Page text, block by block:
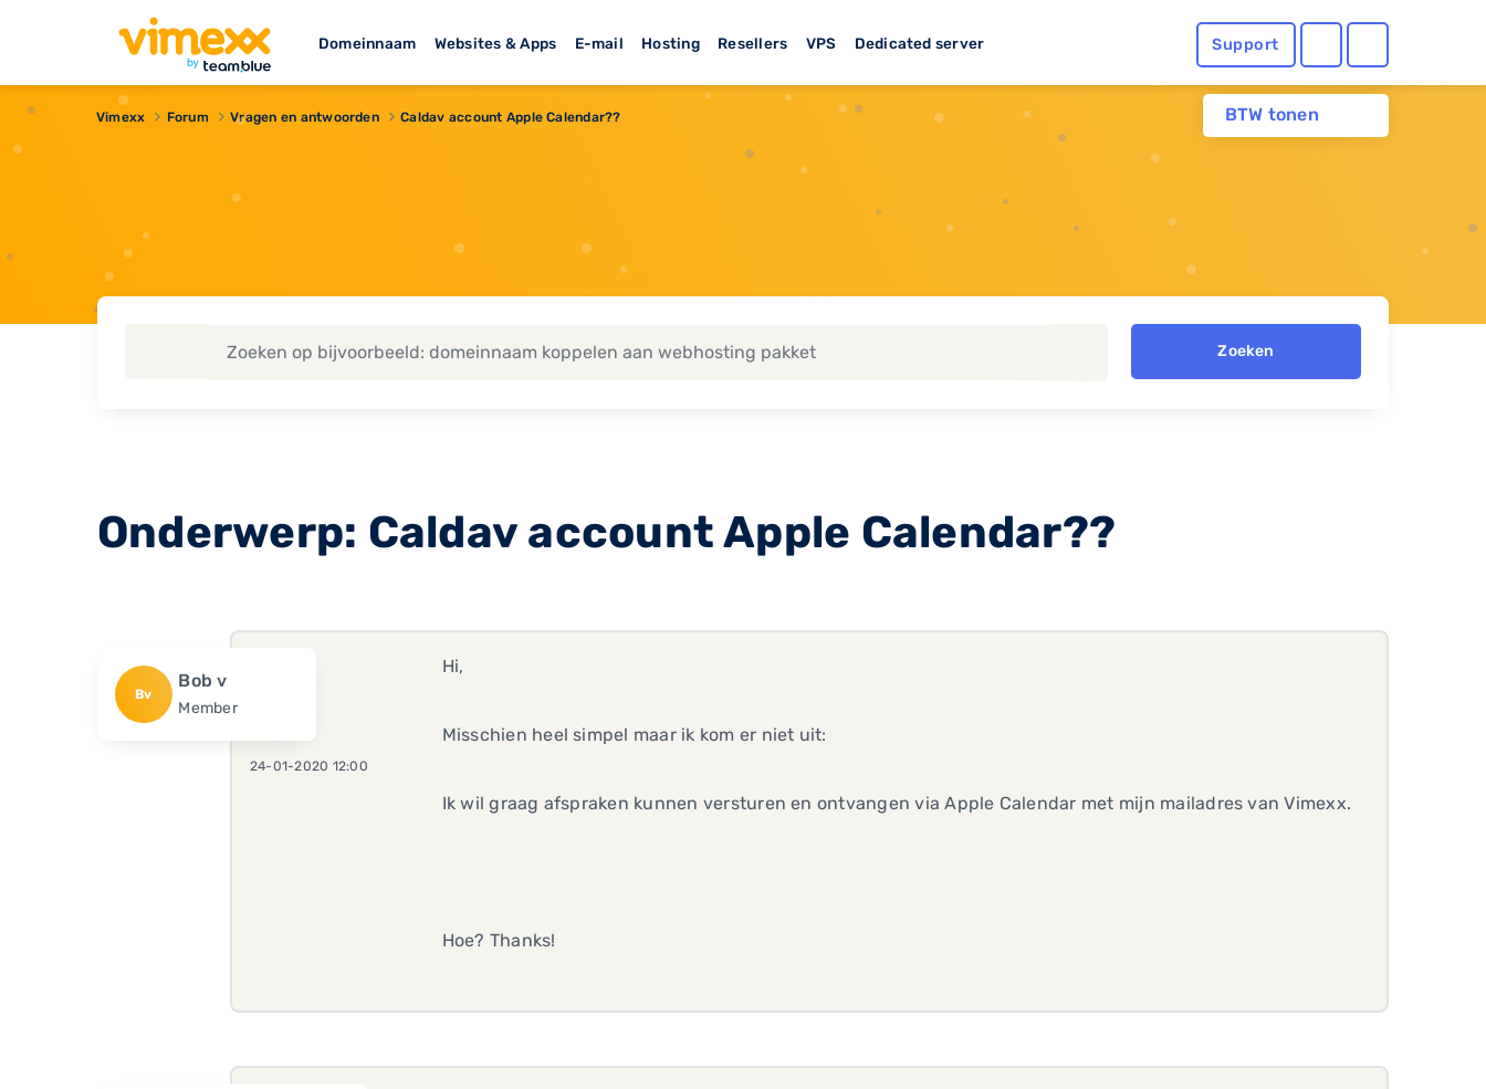
Domeinnaam Websites & Apps E-mail Hosting Resellers VPS Dedicated server Support
BTW tonen
Vimexx Forum Vragen en antwoorden Caldav account Apple Calendar??
Zoeken
Onderwerp: Caldav account Apple Calendar??
Bv
Bob v
Member
24-01-2020 12:00
Hi,
Misschien heel simpel maar ik kom er niet uit:
Ik wil graag afspraken kunnen versturen en ontvangen via Apple Calendar met mijn mailadres van Vimexx.
Hoe? Thanks!